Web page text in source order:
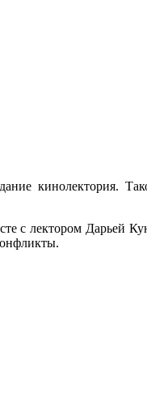
кинолектория.
с лектором Дарьей